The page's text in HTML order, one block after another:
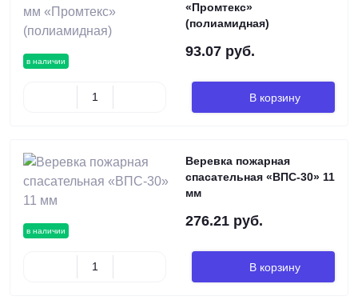
в наличии
«Промтекс»
(полиамидная)
93.07 руб.
В корзину
в наличии
Веревка пожарная
спасательная «ВПС-30» 11
мм
276.21 руб.
В корзину